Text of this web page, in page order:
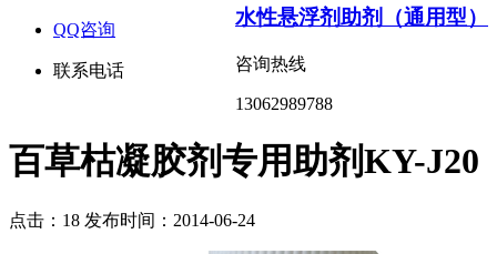
水性悬浮剂助剂（通用型）
咨询热线
13062989788
百草枯凝胶剂专用助剂KY-J20
点击：18 发布时间：2014-06-24
QQ咨询
联系电话